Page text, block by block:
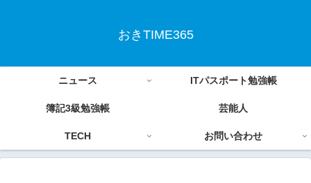
おきTIME365
ニュース ITパスポート勉強帳
簿記3級勉強帳 芸能人
TECH お問い合わせ